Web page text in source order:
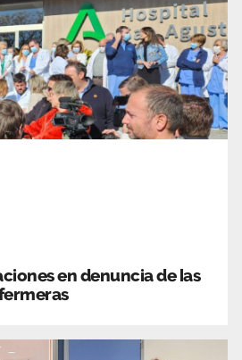
en denuncia de las